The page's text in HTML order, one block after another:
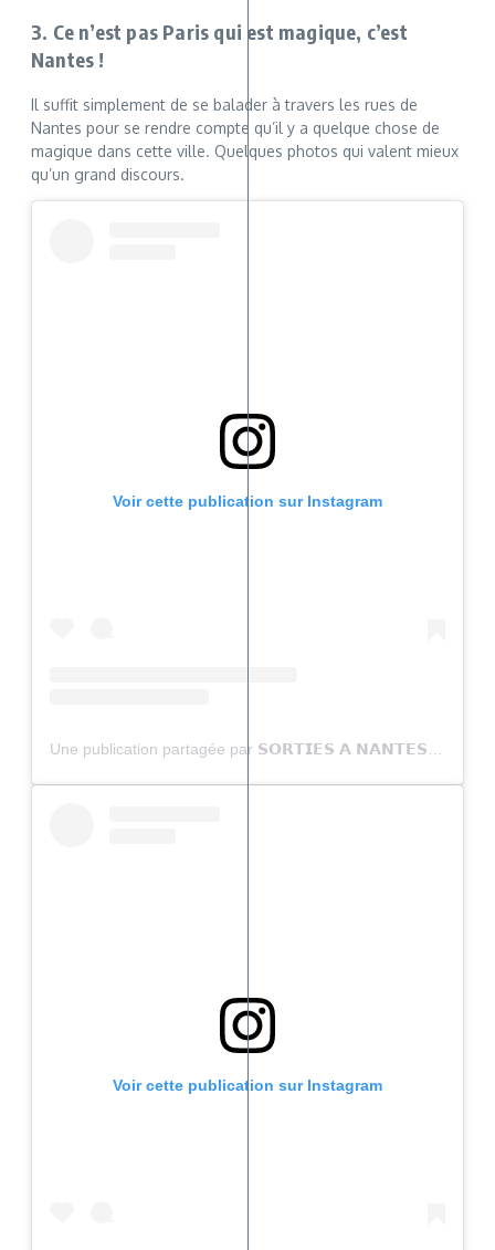
3. Ce n’est pas Paris qui est magique, c’est
Nantes !
Il suffit simplement de se balader à travers les rues de
Nantes pour se rendre compte qu’il y a quelque chose de
magique dans cette ville. Quelques photos qui valent mieux
qu’un grand discours.
Voir cette publication sur Instagram
Voir cette publication sur Instagram